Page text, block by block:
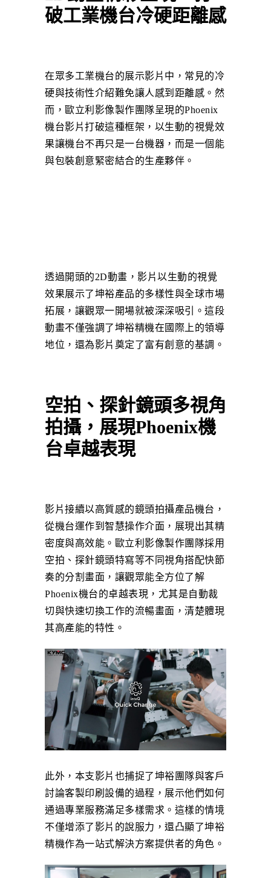
破工業機台冷硬距離感
在眾多工業機台的展示影片中，常見的冷
硬與技術性介紹難免讓人感到距離感。然
而，歐立利影像製作團隊呈現的Phoenix
機台影片打破這種框架，以生動的視覺效
果讓機台不再只是一台機器，而是一個能
與包裝創意緊密結合的生產夥伴。
透過開頭的2D動畫，影片以生動的視覺
效果展示了坤裕產品的多樣性與全球市場
拓展，讓觀眾一開場就被深深吸引。這段
動畫不僅強調了坤裕精機在國際上的領導
地位，還為影片奠定了富有創意的基調。
空拍、探針鏡頭多視角
拍攝，展現Phoenix機
台卓越表現
影片接續以高質感的鏡頭拍攝產品機台，
從機台運作到智慧操作介面，展現出其精
密度與高效能。歐立利影像製作團隊採用
空拍、探針鏡頭特寫等不同視角搭配快節
奏的分割畫面，讓觀眾能全方位了解
Phoenix機台的卓越表現，尤其是自動裁
切與快速切換工作的流暢畫面，清楚體現
其高產能的特性。
此外，本支影片也捕捉了坤裕團隊與客戶
討論客製印刷設備的過程，展示他們如何
通過專業服務滿足多樣需求。這樣的情境
不僅增添了影片的說服力，還凸顯了坤裕
精機作為一站式解決方案提供者的角色。